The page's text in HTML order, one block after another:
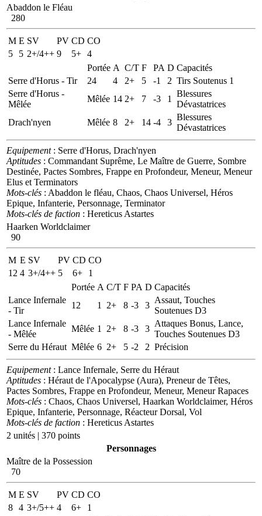
Abaddon le Fléau
280
M E SV PV CD CO
5
5 2+/4++ 9 5+ 4
Portée A C/T F PA D Capacités
Serre d'Horus - Tir
24 4 2+ 5 -1 2 Tirs Soutenus 1
Serre d'Horus -
Mêlée
Mêlée 14 2+ 7 -3 1
Blessures
Dévastatrices
Drach'nyen
Mêlée 8 2+ 14 -4 3
Blessures
Dévastatrices
Equipement: Serre d'Horus, Drach'nyen
Aptitudes : Commandant Suprême, Le Maître de Guerre, Sombre
Destinée, Pactes Sombres, Frappe en Profondeur, Meneur, Meneur
Elus et Terminators
Mots-clés : Abaddon le fléau, Chaos, Chaos Universel, Héros
Epique, Infanterie, Personnage, Terminator
Mots-clés de faction : Hereticus Astartes
Haarken Worldclaimer
90
M E SV PV CD CO
12 4 3+/4++ 5 6+
1
Portée A C/T F PA D Capacités
Lance Infernale
- Tir
12 1 2+ 8 -3 3
Assaut, Touches
Soutenues D3
Lance Infernale
- Mêlée
Mêlée 1 2+ 8 -3 3
Attaques Bonus, Lance,
Touches Soutenues D3
Serre du Héraut Mêlée 6 2+ 5 -2 2 Précision
Equipement: Lance Infernale, Serre du Héraut
Aptitudes : Héraut de l'Apocalypse (Aura), Preneur de Têtes,
Pactes Sombres, Frappe en Profondeur, Meneur, Meneur Rapaces
Mots-clés : Chaos, Chaos Universel, Haarkan Worldclaimer, Héros
Epique, Infanterie, Personnage, Réacteur Dorsal, Vol
Mots-clés de faction : Hereticus Astartes
2 unités | 370 points
Personnages
Maître de la Possession
70
M E SV PV CD CO
8 4 3+/5++ 4 6+
1